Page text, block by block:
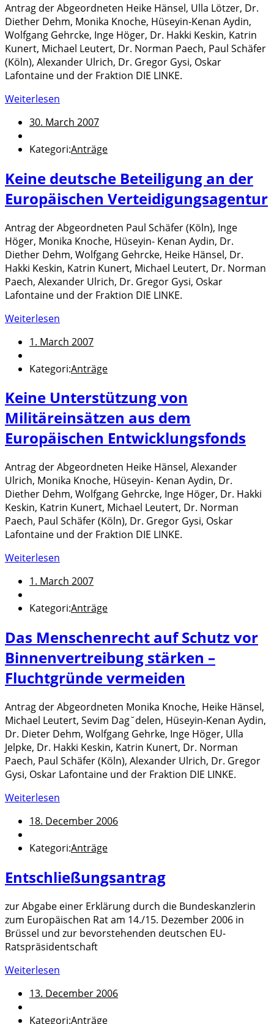
Antrag der Abgeordneten Heike Hänsel, Ulla Lötzer, Dr.
Diether Dehm, Monika Knoche, Hüseyin-Kenan Aydin,
Wolfgang Gehrcke, Inge Höger, Dr. Hakki Keskin, Katrin
Kunert, Michael Leutert, Dr. Norman Paech, Paul Schäfer
(Köln), Alexander Ulrich, Dr. Gregor Gysi, Oskar
Lafontaine und der Fraktion DIE LINKE.
Weiterlesen
30. March 2007
Kategori:Anträge
Keine deutsche Beteiligung an der
Europäischen Verteidigungsagentur
Antrag der Abgeordneten Paul Schäfer (Köln), Inge
Höger, Monika Knoche, Hüseyin- Kenan Aydin, Dr.
Diether Dehm, Wolfgang Gehrcke, Heike Hänsel, Dr.
Hakki Keskin, Katrin Kunert, Michael Leutert, Dr. Norman
Paech, Alexander Ulrich, Dr. Gregor Gysi, Oskar
Lafontaine und der Fraktion DIE LINKE.
Weiterlesen
1. March 2007
Kategori:Anträge
Keine Unterstützung von
Militäreinsätzen aus dem
Europäischen Entwicklungsfonds
Antrag der Abgeordneten Heike Hänsel, Alexander
Ulrich, Monika Knoche, Hüseyin- Kenan Aydin, Dr.
Diether Dehm, Wolfgang Gehrcke, Inge Höger, Dr. Hakki
Keskin, Katrin Kunert, Michael Leutert, Dr. Norman
Paech, Paul Schäfer (Köln), Dr. Gregor Gysi, Oskar
Lafontaine und der Fraktion DIE LINKE.
Weiterlesen
1. March 2007
Kategori:Anträge
Das Menschenrecht auf Schutz vor
Binnenvertreibung stärken –
Fluchtgründe vermeiden
Antrag der Abgeordneten Monika Knoche, Heike Hänsel,
Michael Leutert, Sevim Dag˘delen, Hüseyin-Kenan Aydin,
Dr. Dieter Dehm, Wolfgang Gehrke, Inge Höger, Ulla
Jelpke, Dr. Hakki Keskin, Katrin Kunert, Dr. Norman
Paech, Paul Schäfer (Köln), Alexander Ulrich, Dr. Gregor
Gysi, Oskar Lafontaine und der Fraktion DIE LINKE.
Weiterlesen
18. December 2006
Kategori:Anträge
Entschließungsantrag
zur Abgabe einer Erklärung durch die Bundeskanzlerin
zum Europäischen Rat am 14./15. Dezember 2006 in
Brüssel und zur bevorstehenden deutschen EU-
Ratspräsidentschaft
Weiterlesen
13. December 2006
Kategori:Anträge